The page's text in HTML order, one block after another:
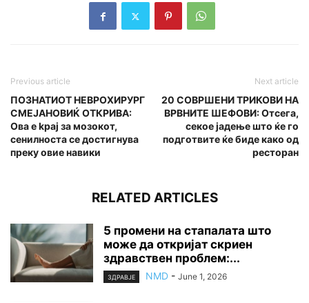
Previous article
ПОЗНАТИОТ НЕBPОХИPУPГ
СМЕЈАНОВИЌ ОТКРИВА:
Ова е kpај за мозокот,
сенилноста се достигнува
преку овие навики
Next article
20 СОВРШЕНИ ТРИКОВИ НА
ВРВНИТЕ ШЕФОВИ: Отсега,
секое јадење што ќе го
подготвите ќе биде како од
ресторан
RELATED ARTICLES
5 промени на стапалата што
може да откријат скриен
здравствен проблем:...
ЗДРАВЈЕ NMD - June 1, 2026